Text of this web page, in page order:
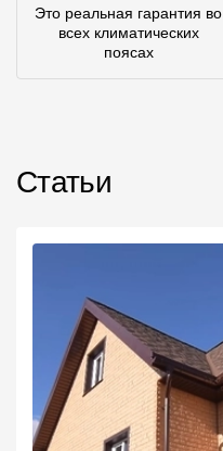
Это реальная гарантия во
всех климатических
поясах
Статьи